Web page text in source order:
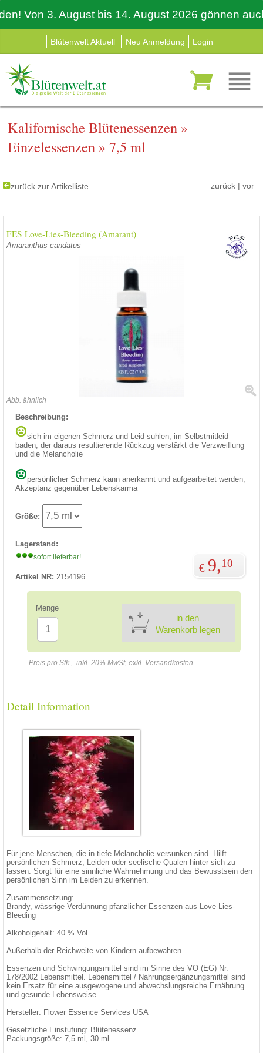
Von 3. August bis 14. August 2026 gönnen auch
Blütenwelt Aktuell Neu Anmeldung Login
Kalifornische Blütenessenzen »
Einzelessenzen » 7,5 ml
zurück zur Artikelliste zurück | vor
FES Love-Lies-Bleeding (Amarant)
Amaranthus candatus
Abb. ähnlich
Beschreibung:
sich im eigenen Schmerz und Leid suhlen, im Selbstmitleid
baden, der daraus resultierende Rückzug verstärkt die Verzweiflung
und die Melancholie
persönlicher Schmerz kann anerkannt und aufgearbeitet werden,
Akzeptanz gegenüber Lebenskarma
Größe:
Lagerstand:
sofort lieferbar!
Artikel NR: 2154196
€ 9,10
Menge
in den
Warenkorb legen
Preis pro Stk., inkl. 20% MwSt, exkl. Versandkosten
Detail Information
Für jene Menschen, die in tiefe Melancholie versunken sind. Hilft
persönlichen Schmerz, Leiden oder seelische Qualen hinter sich zu
lassen. Sorgt für eine sinnliche Wahrnehmung und das Bewusstsein den
persönlichen Sinn im Leiden zu erkennen.
Zusammensetzung:
Brandy, wässrige Verdünnung pfanzlicher Essenzen aus Love-Lies-
Bleeding
Alkoholgehalt: 40 % Vol.
Außerhalb der Reichweite von Kindern aufbewahren.
Essenzen und Schwingungsmittel sind im Sinne des VO (EG) Nr.
178/2002 Lebensmittel. Lebensmittel / Nahrungsergänzungsmittel sind
kein Ersatz für eine ausgewogene und abwechslungsreiche Ernährung
und gesunde Lebensweise.
Hersteller: Flower Essence Services USA
Gesetzliche Einstufung: Blütenessenz
Packungsgröße: 7,5 ml, 30 ml